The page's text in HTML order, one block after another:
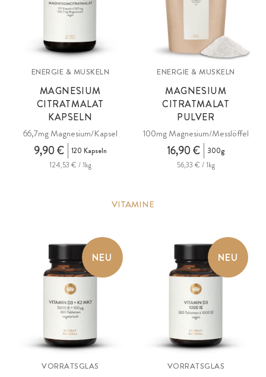
ENERGIE & MUSKELN
MAGNESIUM
CITRATMALAT
KAPSELN
66,7mg Magnesium/Kapsel
9,90 €
120 Kapseln
124,53 € / 1kg
ENERGIE & MUSKELN
MAGNESIUM
CITRATMALAT
PULVER
100mg Magnesium/Messlöffel
16,90 €
300g
56,33 € / 1kg
VITAMINE
NEU
VORRATSGLAS
NEU
VORRATSGLAS